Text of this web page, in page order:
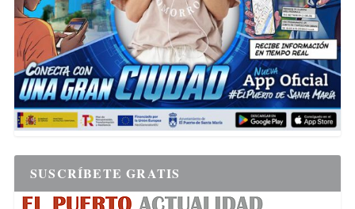
SUSCRÍBETE GRATIS